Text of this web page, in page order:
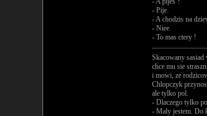
- Pije.
- A chodzis na
- Niee.
- To mas ctery !
Skacowany sasiad
chce mu sie
i mowi, ze
Chlopczyk
ale tylko pol.
- Dlaczego tylko
- Maly jestem. Do